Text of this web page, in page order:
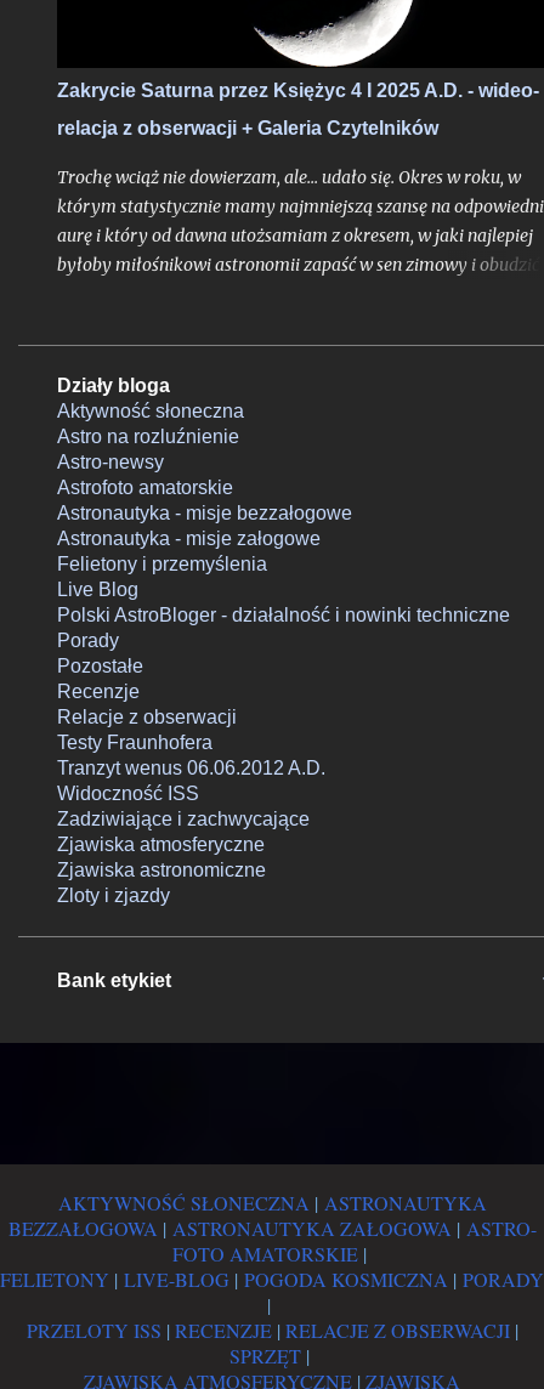
uległa fragmentacji blisko dwa miesiące przed peryhelium,
niespełna miesiąc przed peryhelium, zanikając i rozpraszając
po przejściu nad północną półkulę, a już na horyzoncie pojawia
się trzecia - C/2020 F3 (NEOWISE), która za kilka tygodni
osiągnie peryhelium aspirując w prognozie blasku do rangi
rzućmy okiem czego możemy o...
Zakrycie Saturna przez Księżyc 4 I 2025 A.D. - wideo-
relacja z obserwacji + Galeria Czytelników
Trochę wciąż nie dowierzam, ale... udało się. Okres w roku, w
którym statystycznie mamy najmniejszą szansę na
aurę i który od dawna utożsamiam z okresem, w jaki najlepiej
byłoby miłośnikowi astronomii zapaść w sen zimowy i obudzić
jednego z największych hitów 2025 roku okazała się
To zarazem dopiero druga po średnio-udanej okultacji Marsa z
2022 roku moja obserwacja zakrycia jasnej planety przez
w warunkach nocy astronomicznej, ale pierwsza o porze
wieczornej. Są to zjawiska na tyle rzadko powtarzalne w
regionie, że pomimo kilkunastoletniego trwania w tym hobby
było mi dotąd ani razu nacieszyć oczu widokiem okultacji na
ciemnym niebie, chyba że dotyczyło to zakryć dziennych.
Działy bloga
Aktywność słoneczna
Astro na rozluźnienie
Astro-newsy
Astrofoto amatorskie
Astronautyka - misje bezzałogowe
Astronautyka - misje załogowe
Felietony i przemyślenia
Live Blog
Polski AstroBloger - działalność i nowinki techniczne
Porady
Pozostałe
Recenzje
Relacje z obserwacji
Testy Fraunhofera
Tranzyt wenus 06.06.2012 A.D.
Widoczność ISS
Zadziwiające i zachwycające
Zjawiska atmosferyczne
Zjawiska astronomiczne
Zloty i zjazdy
Bank etykiet
AKTYWNOŚĆ SŁONECZNA | ASTRONAUTYKA
BEZZAŁOGOWA | ASTRONAUTYKA ZAŁOGOWA | ASTRO-
FOTO AMATORSKIE|
FELIETONY | LIVE-BLOG | POGODA KOSMICZNA | PORADY
|
PRZELOTY ISS | RECENZJE| RELACJE Z OBSERWACJI|
SPRZĘT|
ZJAWISKA ATMOSFERYCZNE | ZJAWISKA